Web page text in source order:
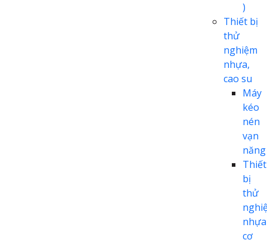
)
Thiết bị
thử
nghiệm
nhựa,
cao su
Máy
kéo
nén
vạn
năng
Thiết
bị
thử
nhựa
cơ